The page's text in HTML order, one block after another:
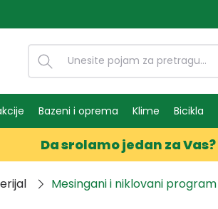
Bazeni i oprema Klime Bicikla
Da srolamo jedan za Vas?
Mesingani i niklovani program